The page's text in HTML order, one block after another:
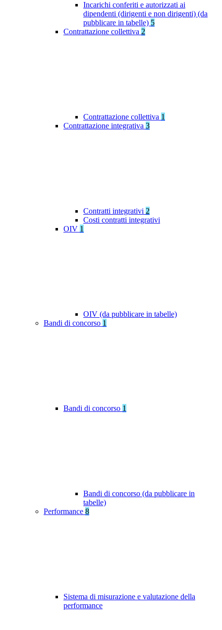
Incarichi conferiti e autorizzati ai
dipendenti (dirigenti e non dirigenti) (da
pubblicare in tabelle) 5
Contrattazione collettiva 2
Contrattazione collettiva 1
Contrattazione integrativa 3
Contratti integrativi 2
Costi contratti integrativi
OIV 1
OIV (da pubblicare in tabelle)
Bandi di concorso 1
Bandi di concorso 1
Bandi di concorso (da pubblicare in
tabelle)
Performance 8
Sistema di misurazione e valutazione della
performance